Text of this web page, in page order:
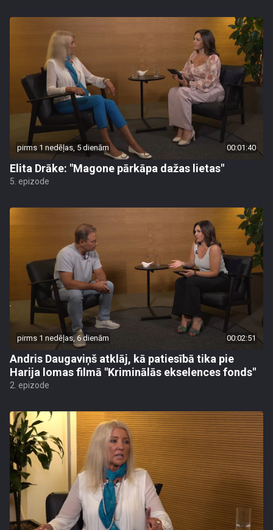
pirms 1 nedēļas, 5 dienām 00:01:40
Elita Drāke: "Magone pārkāpa dažas lietas"
5. epizode
pirms 1 nedēļas, 6 dienām 00:02:51
Andris Daugaviņš atklāj, kā patiesībā tika pie
Harija lomas filmā "Kriminālās ekselences fonds"
2. epizode